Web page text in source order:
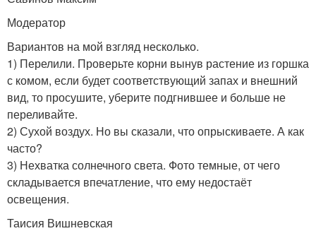
Модератор
Вариантов на мой взгляд несколько.
1) Перелили. Проверьте корни вынув растение из горшка
с комом, если будет соответствующий запах и внешний
вид, то просушите, уберите подгнившее и больше не
переливайте.
2) Сухой воздух. Но вы сказали, что опрыскиваете. А как
часто?
3) Нехватка солнечного света. Фото темные, от чего
складывается впечатление, что ему недостаёт
освещения.
Таисия Вишневская